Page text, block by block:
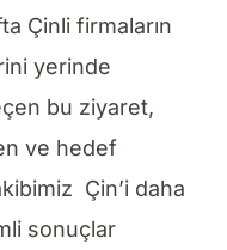
Çinli firmaların
yerinde
bu ziyaret,
ve hedef
Çin’i daha
sonuçlar